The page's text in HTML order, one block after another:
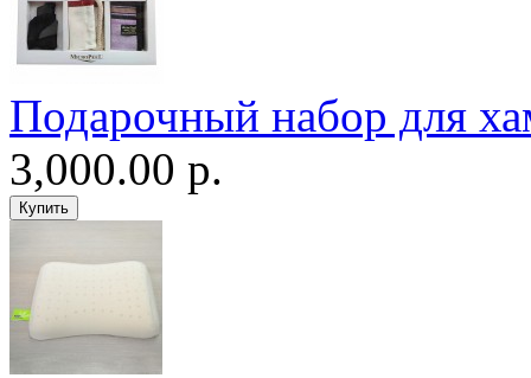
Подарочный набор для
3,000.00 р.